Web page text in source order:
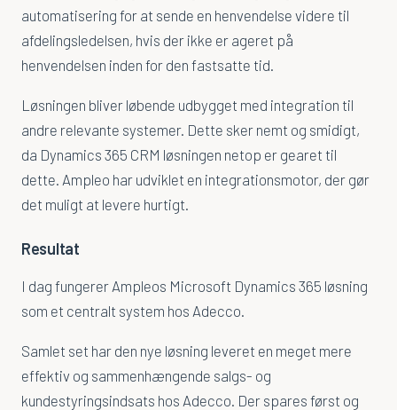
automatisering for at sende en henvendelse videre til
afdelingsledelsen, hvis der ikke er ageret på
henvendelsen inden for den fastsatte tid.
Løsningen bliver løbende udbygget med integration til
andre relevante systemer. Dette sker nemt og smidigt,
da Dynamics 365 CRM løsningen netop er gearet til
dette. Ampleo har udviklet en integrationsmotor, der gør
det muligt at levere hurtigt.
Resultat
I dag fungerer Ampleos Microsoft Dynamics 365 løsning
som et centralt system hos Adecco.
Samlet set har den nye løsning leveret en meget mere
effektiv og sammenhængende salgs- og
kundestyringsindsats hos Adecco. Der spares først og